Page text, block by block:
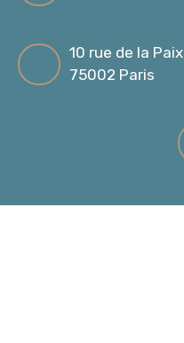
10 rue de la Paix
75002 Paris